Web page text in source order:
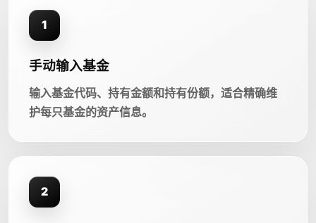
1
手动输入基金
输入基金代码、持有金额和持有份额，适合精确维
护每只基金的资产信息。
2